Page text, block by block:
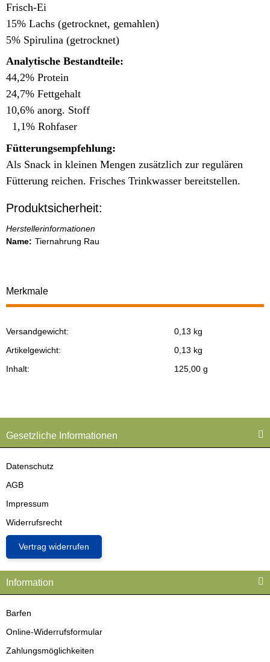
Frisch-Ei
15% Lachs (getrocknet, gemahlen)
5% Spirulina (getrocknet)
Analytische Bestandteile:
44,2% Protein
24,7% Fettgehalt
10,6% anorg. Stoff
1,1% Rohfaser
Fütterungsempfehlung:
Als Snack in kleinen Mengen zusätzlich zur regulären
Fütterung reichen. Frisches Trinkwasser bereitstellen.
Produktsicherheit:
Herstellerinformationen
Name: Tiernahrung Rau
Merkmale
Produkteigenschaft
Wert
Versandgewicht:
0,13 kg
Artikelgewicht:
0,13 kg
Inhalt:
125,00 g
Gesetzliche Informationen
Datenschutz
AGB
Impressum
Widerrufsrecht
Vertrag widerrufen
Information
Barfen
Online-Widerrufsformular
Zahlungsmöglichkeiten